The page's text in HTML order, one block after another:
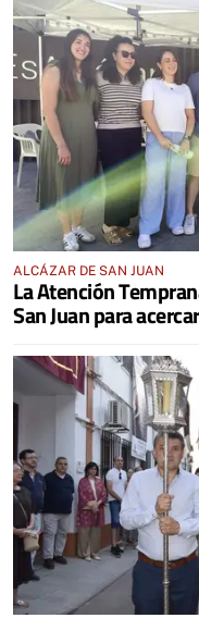
ALCÁZAR DE SAN JUAN
La Atención
San Juan para